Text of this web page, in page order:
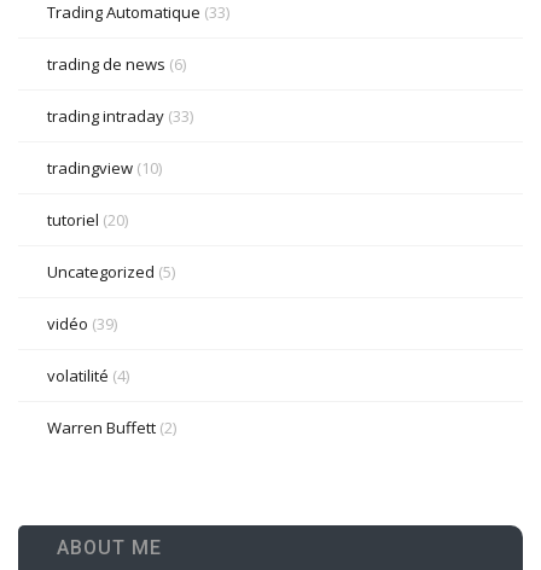
Trading Automatique (33)
trading de news (6)
trading intraday (33)
tradingview (10)
tutoriel (20)
Uncategorized (5)
vidéo (39)
volatilité (4)
Warren Buffett (2)
ABOUT ME